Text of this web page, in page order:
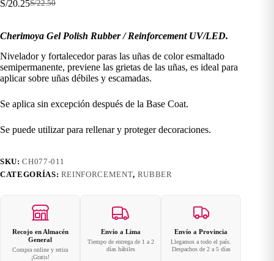
S/22.50
El
era:
S/22.50.
S/20.25El
es:
S/20.25.
Cherimoya Gel Polish Rubber / Reinforcement UV/LED.
Nivelador y fortalecedor paras las uñas de color esmaltado
semipermanente, previene las grietas de las uñas, es ideal para
aplicar sobre uñas débiles y escamadas.
Se aplica sin excepción después de la Base Coat.
Se puede utilizar para rellenar y proteger decoraciones.
SKU:CH077-011
CATEGORÍAS: REINFORCEMENT, RUBBER
Recojo en Almacén
General
Compra online y retira
¡Gratis!
Envío a Lima
Tiempo de entrega de 1 a 2
días hábiles
Envío a Provincia
Llegamos a todo el país.
Despachos de 2 a 5 días